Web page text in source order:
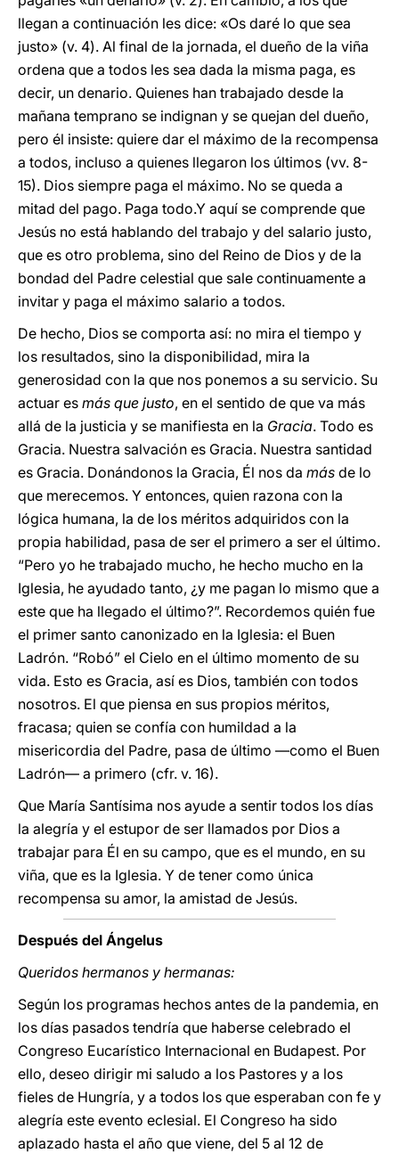
llegan a continuación les dice: «Os daré lo que sea
justo» (v. 4). Al final de la jornada, el dueño de la viña
ordena que a todos les sea dada la misma paga, es
decir, un denario. Quienes han trabajado desde la
mañana temprano se indignan y se quejan del dueño,
pero él insiste: quiere dar el máximo de la recompensa
a todos, incluso a quienes llegaron los últimos (vv. 8-
15). Dios siempre paga el máximo. No se queda a
mitad del pago. Paga todo.Y aquí se comprende que
Jesús no está hablando del trabajo y del salario justo,
que es otro problema, sino del Reino de Dios y de la
bondad del Padre celestial que sale continuamente a
invitar y paga el máximo salario a todos.
De hecho, Dios se comporta así: no mira el tiempo y
los resultados, sino la disponibilidad, mira la
generosidad con la que nos ponemos a su servicio. Su
actuar es más que justo, en el sentido de que va más
allá de la justicia y se manifiesta en la Gracia. Todo es
Gracia. Nuestra salvación es Gracia. Nuestra santidad
es Gracia. Donándonos la Gracia, Él nos da más de lo
que merecemos. Y entonces, quien razona con la
lógica humana, la de los méritos adquiridos con la
propia habilidad, pasa de ser el primero a ser el último.
“Pero yo he trabajado mucho, he hecho mucho en la
Iglesia, he ayudado tanto, ¿y me pagan lo mismo que a
este que ha llegado el último?”. Recordemos quién fue
el primer santo canonizado en la Iglesia: el Buen
Ladrón. “Robó” el Cielo en el último momento de su
vida. Esto es Gracia, así es Dios, también con todos
nosotros. El que piensa en sus propios méritos,
fracasa; quien se confía con humildad a la
misericordia del Padre, pasa de último —como el Buen
Ladrón— a primero (cfr. v. 16).
Que María Santísima nos ayude a sentir todos los días
la alegría y el estupor de ser llamados por Dios a
trabajar para Él en su campo, que es el mundo, en su
viña, que es la Iglesia. Y de tener como única
recompensa su amor, la amistad de Jesús.
Después del Ángelus
Queridos hermanos y hermanas:
Según los programas hechos antes de la pandemia, en
los días pasados tendría que haberse celebrado el
Congreso Eucarístico Internacional en Budapest. Por
ello, deseo dirigir mi saludo a los Pastores y a los
fieles de Hungría, y a todos los que esperaban con fe y
alegría este evento eclesial. El Congreso ha sido
aplazado hasta el año que viene, del 5 al 12 de